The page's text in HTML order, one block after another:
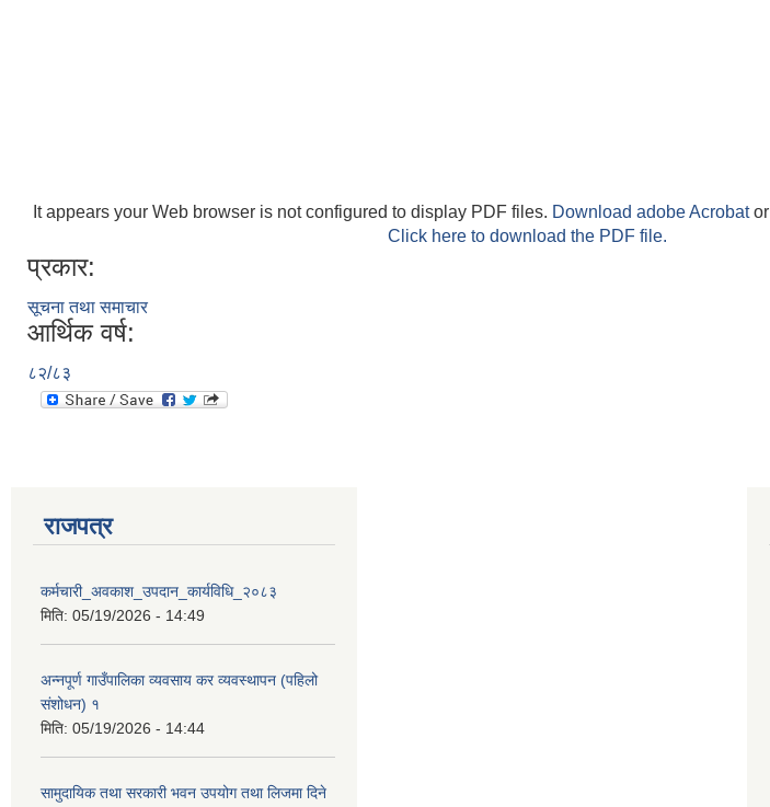
It appears your Web browser is not configured to display PDF files. Download adobe Acrobator
Click here to download the PDF file.
प्रकार:
सूचना तथा समाचार
आर्थिक वर्ष:
८२/८३
राजपत्र
कर्मचारी_अवकाश_उपदान_कार्यविधि_२०८३
मिति: 05/19/2026 - 14:49
अन्नपूर्ण गाउँपालिका व्यवसाय कर व्यवस्थापन (पहिलो
संशोधन) १
मिति: 05/19/2026 - 14:44
सामुदायिक तथा सरकारी भवन उपयोग तथा लिजमा दिने